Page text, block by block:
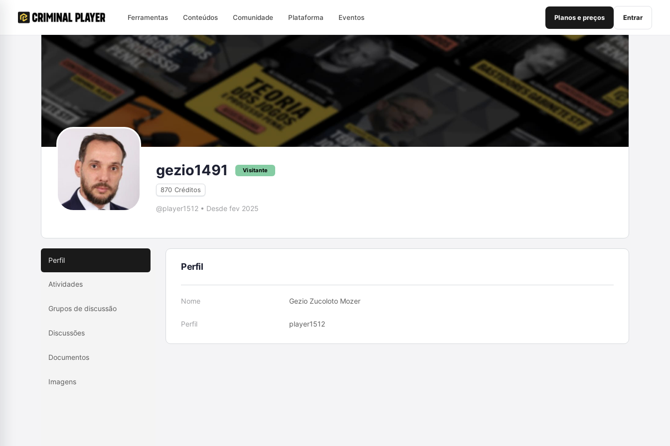
Ferramentas Conteúdos Comunidade Plataforma Eventos Planos e preços Entrar
gezio1491 Visitante
870 Créditos
@player1512 • Desde fev 2025
Perfil
Atividades
Grupos de discussão
Discussões
Documentos
Imagens
Perfil
Nome Gezio Zucoloto Mozer
Perfil player1512